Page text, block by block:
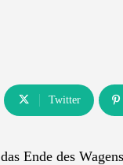
Twitter
Ende des